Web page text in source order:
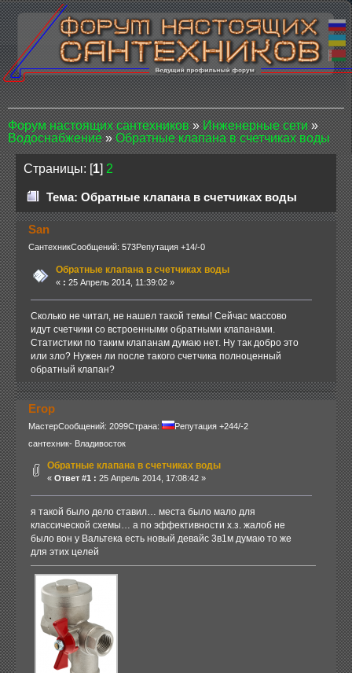
Форум настоящих сантехников»Инженерные сети»
Водоснабжение»Обратные клапана в счетчиках воды
Страницы: [1] 2
Тема: Обратные клапана в счетчиках воды
San
СантехникСообщений: 573Репутация +14/-0
Обратные клапана в счетчиках воды
« : 25 Апрель 2014, 11:39:02 »
Сколько не читал, не нашел такой темы! Сейчас массово
идут счетчики со встроенными обратными клапанами.
Статистики по таким клапанам думаю нет. Ну так добро это
или зло? Нужен ли после такого счетчика полноценный
обратный клапан?
Егор
МастерСообщений: 2099Страна:
Репутация +244/-2
сантехник- Владивосток
Обратные клапана в счетчиках воды
« Ответ #1 : 25 Апрель 2014, 17:08:42 »
я такой было дело ставил… места было мало для
классической схемы… а по эффективности х.з. жалоб не
было вон у Вальтека есть новый девайс 3в1м думаю то же
для этих целей